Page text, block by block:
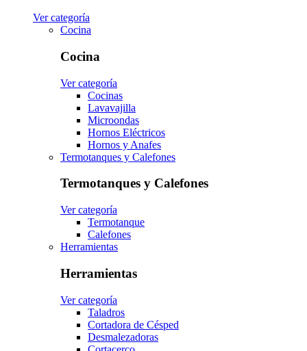
Ver categoría
Cocina
Cocina
Ver categoría
Cocinas
Lavavajilla
Microondas
Hornos Eléctricos
Hornos y Anafes
Termotanques y Calefones
Termotanques y Calefones
Ver categoría
Termotanque
Calefones
Herramientas
Herramientas
Ver categoría
Taladros
Cortadora de Césped
Desmalezadoras